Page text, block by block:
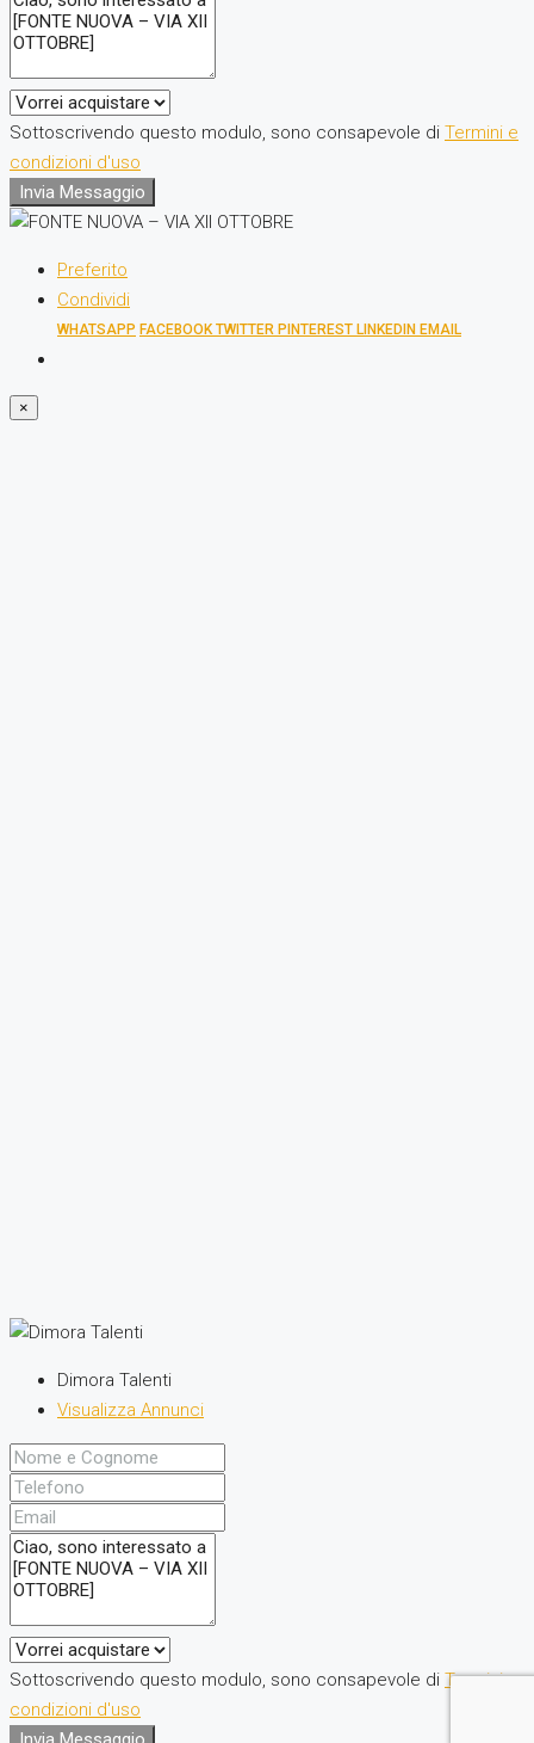
Sottoscrivendo questo modulo, sono consapevole di Termini e
condizioni d'uso
Invia Messaggio
Preferito
Condividi
WHATSAPP FACEBOOK TWITTER PINTEREST LINKEDIN EMAIL
×
Dimora Talenti
Visualizza Annunci
Sottoscrivendo questo modulo, sono consapevole di Termini e
condizioni d'uso